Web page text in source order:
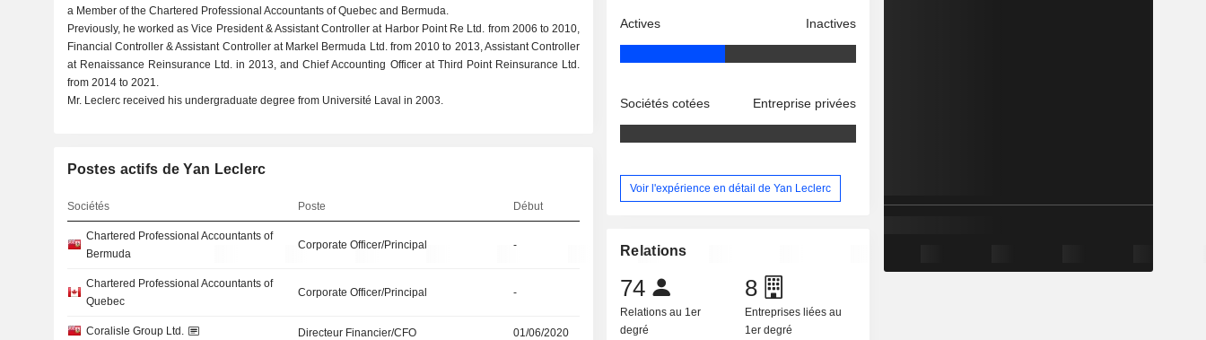
a Member of the Chartered Professional Accountants of Quebec and Bermuda.
Previously, he worked as Vice President & Assistant Controller at Harbor Point Re Ltd. from 2006 to 2010,
Financial Controller & Assistant Controller at Markel Bermuda Ltd. from 2010 to 2013, Assistant Controller
at Renaissance Reinsurance Ltd. in 2013, and Chief Accounting Officer at Third Point Reinsurance Ltd.
from 2014 to 2021.
Mr. Leclerc received his undergraduate degree from Université Laval in 2003.
Postes actifs de Yan Leclerc
Sociétés Poste Début
Chartered Professional Accountants of
Bermuda
Corporate Officer/Principal -
Chartered Professional Accountants of
Quebec
Corporate Officer/Principal -
Coralisle Group Ltd. Directeur Financier/CFO 01/06/2020
Actives Inactives
Sociétés cotées Entreprise privées
Voir l'expérience en détail de Yan Leclerc
Relations
74
Relations au 1er
degré
8
Entreprises liées au
1er degré